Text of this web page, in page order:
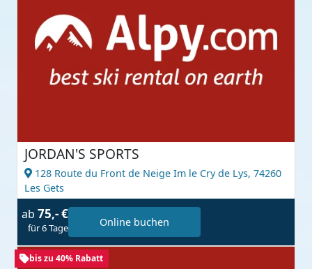
JORDAN'S SPORTS
128 Route du Front de Neige Im le Cry de Lys, 74260
Les Gets
ab 75,- €
für 6 Tage Online buchen
bis zu 40% Rabatt